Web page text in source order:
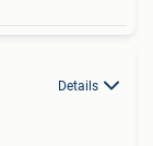
Details